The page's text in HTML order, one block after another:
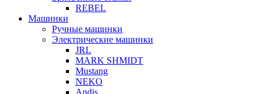
REBEL
Машинки
Ручные машинки
Электрические машинки
JRL
MARK SHMIDT
Mustang
NEKO
Andis